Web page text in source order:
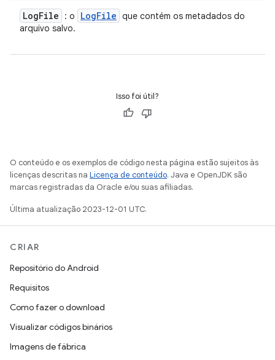
LogFile : o LogFile que contém os metadados do
arquivo salvo.
Isso foi útil?
O conteúdo e os exemplos de código nesta página estão sujeitos às
licenças descritas na Licença de conteúdo. Java e OpenJDK são
marcas registradas da Oracle e/ou suas afiliadas.
Última atualização 2023-12-01 UTC.
CRIAR
Repositório do Android
Requisitos
Como fazer o download
Visualizar códigos binários
Imagens de fábrica